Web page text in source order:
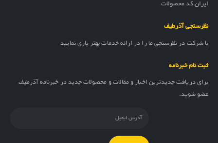
ایران کد محصولات
نظرسنجی آذرطیف
با شرکت در نظرسنجی ما را در ارائه خدمات بهتر یاری نمایید
ثبت نام خبرنامه
برای دریافت جدیدترین اخبار و مقالات و محصولات جدید در خبرنامه آذرطیف
عضو شوید.